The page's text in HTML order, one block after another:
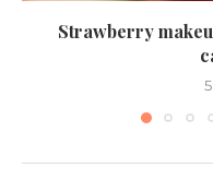
Strawberry